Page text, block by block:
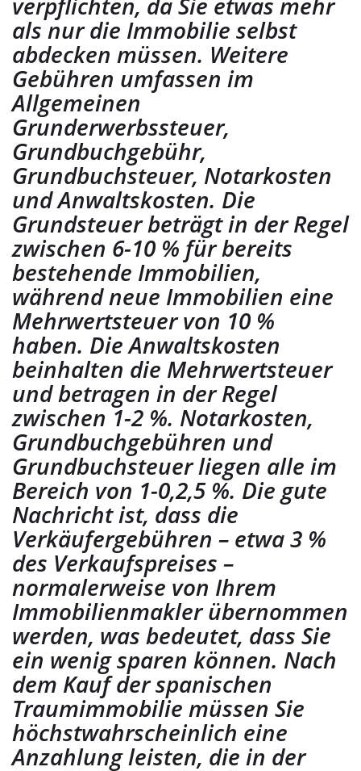
als nur die Immobilie selbst
abdecken müssen. Weitere
Gebühren umfassen im
Allgemeinen
Grunderwerbssteuer,
Grundbuchgebühr,
Grundbuchsteuer, Notarkosten
und Anwaltskosten. Die
Grundsteuer beträgt in der Regel
zwischen 6-10 % für bereits
bestehende Immobilien,
während neue Immobilien eine
Mehrwertsteuer von 10 %
haben. Die Anwaltskosten
beinhalten die Mehrwertsteuer
und betragen in der Regel
zwischen 1-2 %. Notarkosten,
Grundbuchgebühren und
Grundbuchsteuer liegen alle im
Bereich von 1-0,2,5 %. Die gute
Nachricht ist, dass die
Verkäufergebühren – etwa 3 %
des Verkaufspreises –
normalerweise von Ihrem
Immobilienmakler übernommen
werden, was bedeutet, dass Sie
ein wenig sparen können. Nach
dem Kauf der spanischen
Traumimmobilie müssen Sie
höchstwahrscheinlich eine
Anzahlung leisten, die in der